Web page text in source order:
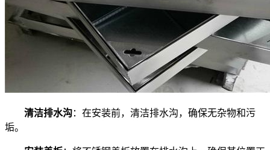
清洁排水沟：在安装前，清洁排水沟，确保无杂物和污
垢。